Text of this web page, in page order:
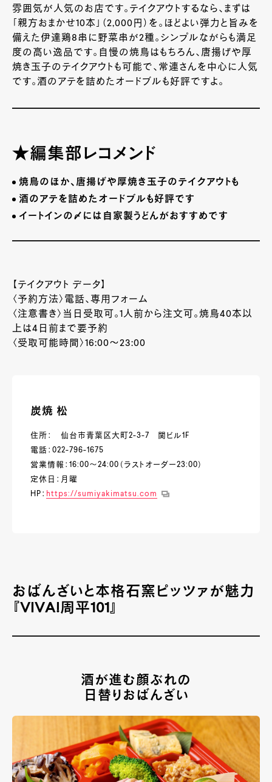
雰囲気が人気のお店です。テイクアウトするなら、まずは
「親方おまかせ10本」（2,000 円）を。ほどよい弾力と旨みを
備えた伊達鶏8串に野菜串が2種。シンプルながらも満足
度の高い逸品です。自慢の焼鳥はもちろん、唐揚げや厚
焼き玉子のテイクアウトも可能で、常連さんを中心に人気
です。酒のアテを詰めたオードブルも好評ですよ。
★編集部レコメンド
焼鳥のほか、唐揚げや厚焼き玉子のテイクアウトも
酒のアテを詰めたオードブルも好評です
イートインの〆には自家製うどんがおすすめです
【テイクアウト データ】
〈予約方法〉電話、専用フォーム
〈注意書き〉当日受取可。1 人前から注文可。焼鳥40本以
上は4 日前まで要予約
〈受取可能時間〉16:00～23:00
炭焼 松
住所： 仙台市青葉区大町2-3-7 関ビル1F
電話：022-796-1675
営業情報：16:00～24:00（ラストオーダー23:00）
定休日：月曜
HP： https://sumiyakimatsu.com
おばんざいと本格石窯ピッツァが魅力
『 VIVA!周平101』
酒が進む顔ぶれの
日替りおばんざい